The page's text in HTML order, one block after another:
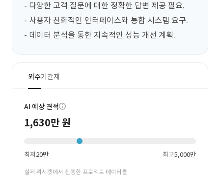
- 다양한 고객 질문에 대한 정확한 답변 제공 필요.
- 사용자 친화적인 인터페이스와 통합 시스템 요구.
- 데이터 분석을 통한 지속적인 성능 개선 계획.
외주기간제
AI 예상 견적
1,630만 원
최저20만 최고5,000만
실제 위시켓에서 진행한 프로젝트 데이터를